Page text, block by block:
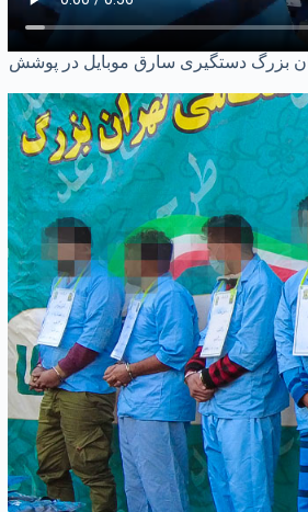
بزرگ دستگیری سارق موبایل در پوشش